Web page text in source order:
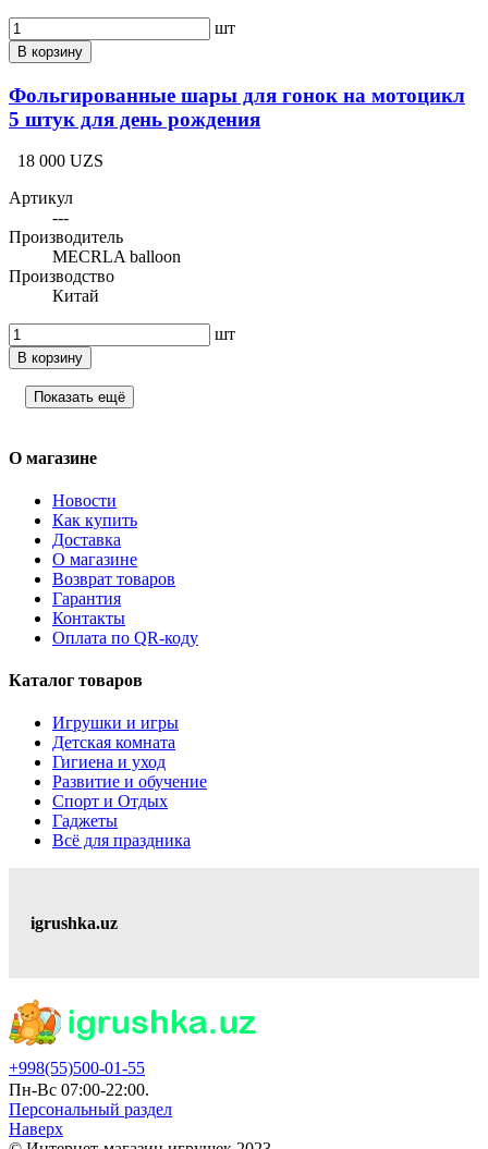
шт
В корзину
Фольгированные шары для гонок на мотоцикл
5 штук для день рождения
18 000 UZS
Артикул
---
Производитель
MECRLA balloon
Производство
Китай
шт
В корзину
Показать ещё
О магазине
Новости
Как купить
Доставка
О магазине
Возврат товаров
Гарантия
Контакты
Оплата по QR-коду
Каталог товаров
Игрушки и игры
Детская комната
Гигиена и уход
Развитие и обучение
Спорт и Отдых
Гаджеты
Всё для праздника
igrushka.uz
+998(55)500-01-55
Пн-Вс 07:00-22:00.
Персональный раздел
Наверх